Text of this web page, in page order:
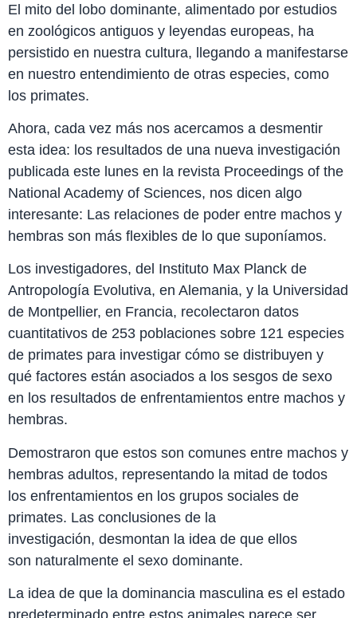
El mito del lobo dominante, alimentado por estudios
en zoológicos antiguos y leyendas europeas, ha
persistido en nuestra cultura, llegando a manifestarse
en nuestro entendimiento de otras especies, como
los primates.
Ahora, cada vez más nos acercamos a desmentir
esta idea: los resultados de una nueva investigación
publicada este lunes en la revista Proceedings of the
National Academy of Sciences, nos dicen algo
interesante: Las relaciones de poder entre machos y
hembras son más flexibles de lo que suponíamos.
Los investigadores, del Instituto Max Planck de
Antropología Evolutiva, en Alemania, y la Universidad
de Montpellier, en Francia, recolectaron datos
cuantitativos de 253 poblaciones sobre 121 especies
de primates para investigar cómo se distribuyen y
qué factores están asociados a los sesgos de sexo
en los resultados de enfrentamientos entre machos y
hembras.
Demostraron que estos son comunes entre machos y
hembras adultos, representando la mitad de todos
los enfrentamientos en los grupos sociales de
primates. Las conclusiones de la
investigación, desmontan la idea de que ellos
son naturalmente el sexo dominante.
La idea de que la dominancia masculina es el estado